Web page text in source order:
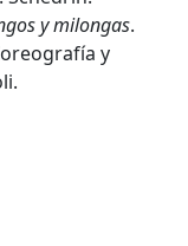
y milongas.
y